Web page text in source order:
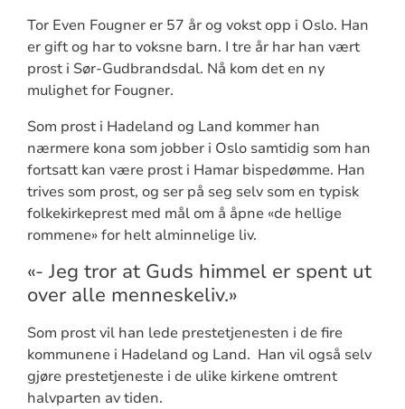
Tor Even Fougner er 57 år og vokst opp i Oslo. Han
er gift og har to voksne barn. I tre år har han vært
prost i Sør-Gudbrandsdal. Nå kom det en ny
mulighet for Fougner.
Som prost i Hadeland og Land kommer han
nærmere kona som jobber i Oslo samtidig som han
fortsatt kan være prost i Hamar bispedømme. Han
trives som prost, og ser på seg selv som en typisk
folkekirkeprest med mål om å åpne «de hellige
rommene» for helt alminnelige liv.
«- Jeg tror at Guds himmel er spent ut
over alle menneskeliv.»
Som prost vil han lede prestetjenesten i de fire
kommunene i Hadeland og Land. Han vil også selv
gjøre prestetjeneste i de ulike kirkene omtrent
halvparten av tiden.